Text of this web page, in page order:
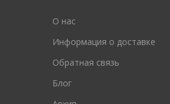
O нас
Информация о доставке
Обратная связь
Блог